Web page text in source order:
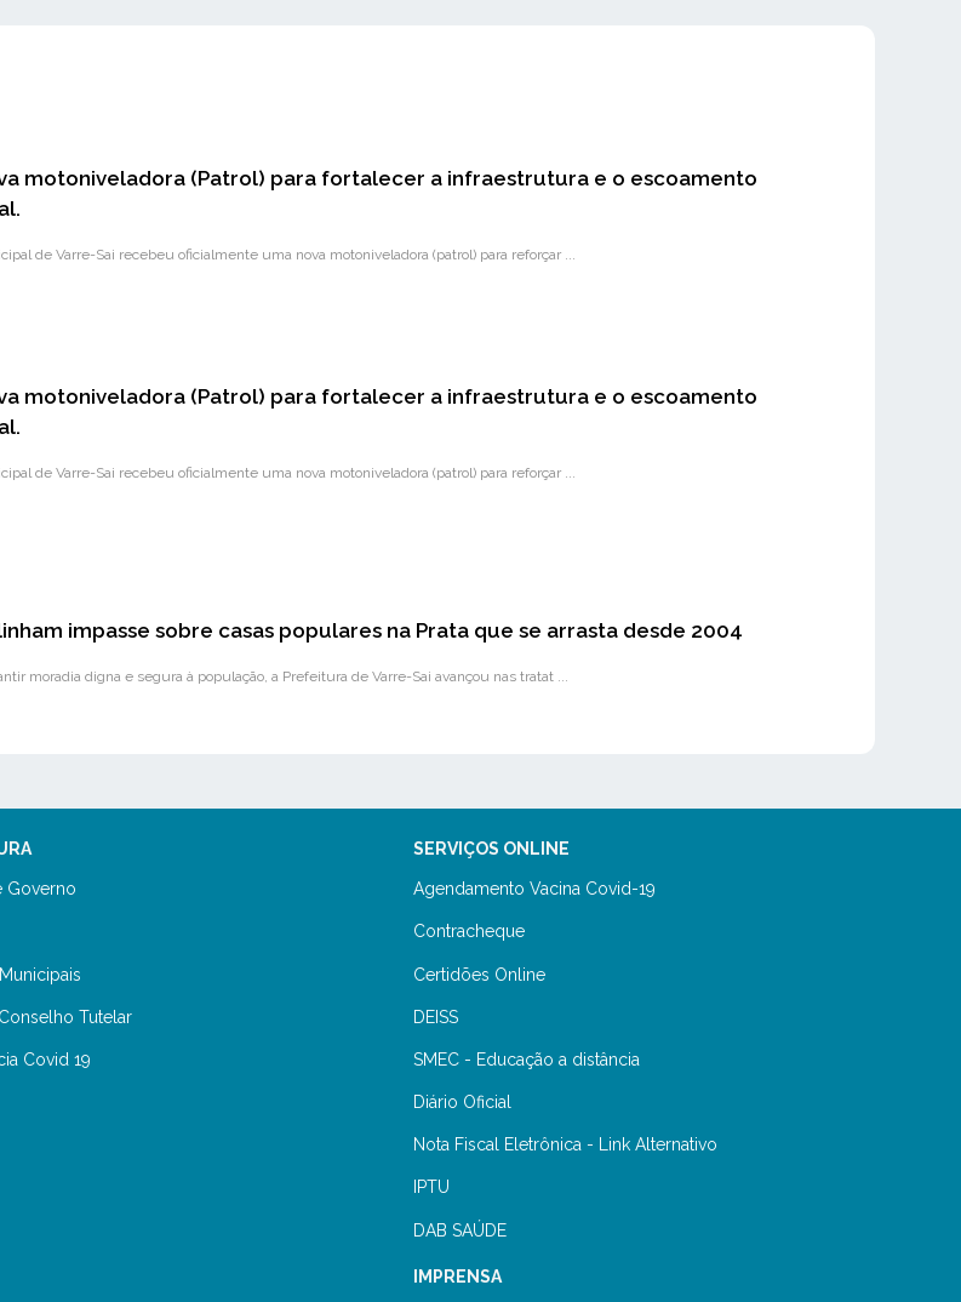
motoniveladora (Patrol) para fortalecer a infraestrutura e o escoamento
de Varre-Sai recebeu oficialmente uma nova motoniveladora (patrol) para reforçar ...
motoniveladora (Patrol) para fortalecer a infraestrutura e o escoamento
de Varre-Sai recebeu oficialmente uma nova motoniveladora (patrol) para reforçar ...
impasse sobre casas populares na Prata que se arrasta desde 2004
moradia digna e segura à população, a Prefeitura de Varre-Sai avançou nas tratat ...
Governo
Tutelar
Covid 19
SERVIÇOS ONLINE
Agendamento Vacina Covid-19
Contracheque
Certidões Online
DEISS
SMEC - Educação a distância
Diário Oficial
Nota Fiscal Eletrônica - Link Alternativo
IPTU
DAB SAÚDE
IMPRENSA